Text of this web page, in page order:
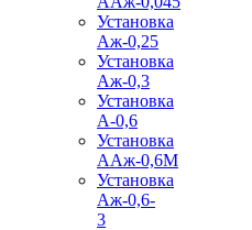
Установка
Аж-0,25
Установка
Аж-0,3
Установка
А-0,6
Установка
ААж-0,6М
Установка
Аж-0,6-
3